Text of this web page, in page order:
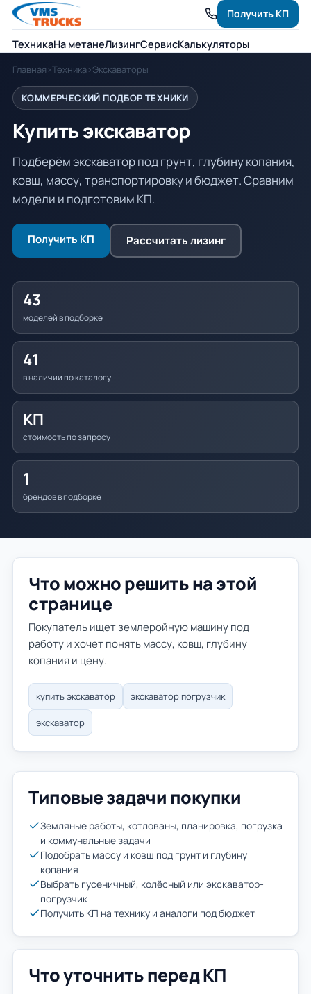
ТехникаНа метанеЛизингСервисКалькуляторы
Получить КП
Главная ›Техника›Экскаваторы
КОММЕРЧЕСКИЙ ПОДБОР ТЕХНИКИ
Купить экскаватор
Подберём экскаватор под грунт, глубину копания,
ковш, массу, транспортировку и бюджет. Сравним
модели и подготовим КП.
Получить КП Рассчитать лизинг
43
моделей в подборке
41
в наличии по каталогу
КП
стоимость по запросу
1
брендов в подборке
Что можно решить на этой
странице
Покупатель ищет землеройную машину под
работу и хочет понять массу, ковш, глубину
копания и цену.
купить экскаватор экскаватор погрузчик
экскаватор
Типовые задачи покупки
Земляные работы, котлованы, планировка, погрузка
и коммунальные задачи
Подобрать массу и ковш под грунт и глубину
копания
Выбрать гусеничный, колёсный или экскаватор-
погрузчик
Получить КП на технику и аналоги под бюджет
Что уточнить перед КП